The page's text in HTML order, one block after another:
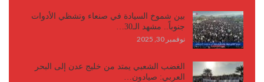
بين شموخ السيادة في صنعاء وتشظي الأدوات
جنوباً.. مشهد الـ30…
نوفمبر 30, 2025
الغضب الشعبي يمتد من خليج عدن إلى البحر
العربي: صيادون…